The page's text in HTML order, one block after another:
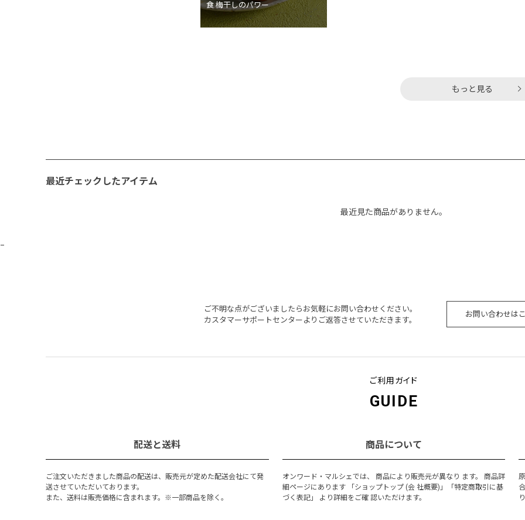
食 梅干しのパワー
もっと見る
最近チェックしたアイテム
最近見た商品がありません。
ご不明な点がございましたらお気軽にお問い合わせください。
カスタマーサポートセンターよりご返答させていただきます。
お問い合わせは
ご利用ガイド
GUIDE
配送と送料
ご注文いただきました商品の配送は、販売元が定めた配送会社にて発
送させていただいております。
また、送料は販売価格に含まれます。※一部商品を除く。
商品について
オンワード・マルシェでは、 商品により販売元が異なり ます。 商品詳
細ページにあります 「ショップトップ (会 社概要)」「特定商取引に基
づく表記」 より詳細をご確 認いただけます。